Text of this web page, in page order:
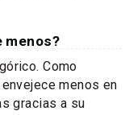
menos?
Como
menos en
gracias a su